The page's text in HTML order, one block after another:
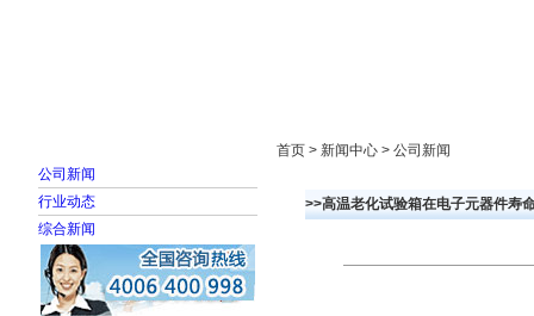
公司新闻
行业动态
综合新闻
首页 > 新闻中心 > 公司新闻
>>高温老化试验箱在电子元器件寿